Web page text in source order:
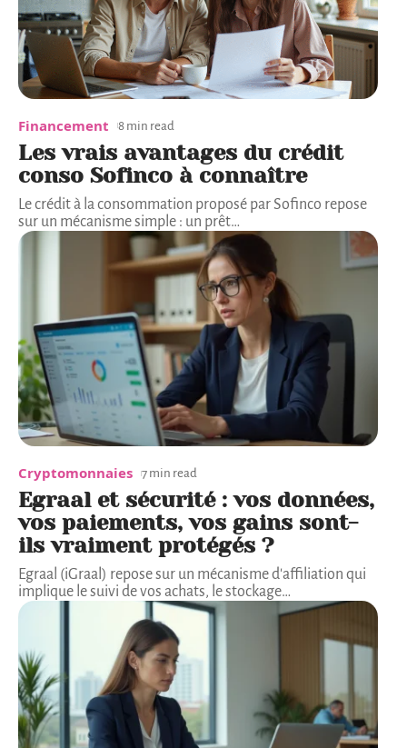
Financement 8 min read
Les vrais avantages du crédit
conso Sofinco à connaître
Le crédit à la consommation proposé par Sofinco repose
sur un mécanisme simple : un prêt…
Cryptomonnaies 7 min read
Egraal et sécurité : vos données,
vos paiements, vos gains sont-
ils vraiment protégés ?
Egraal (iGraal) repose sur un mécanisme d'affiliation qui
implique le suivi de vos achats, le stockage…